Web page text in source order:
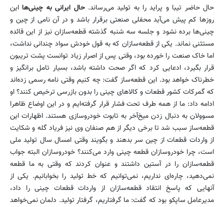
حال حاضر تیبا و پراید را به تولید می‌رساند.حال ایرانی به چینی‌هااین
روزها کم پیش می‌آید محفلی صنعتی برقرار باشد و در آن نامی از چین و
چینی‌ها برده نشود و جلسه سه شنبه گذشته قطعه‌سازان نیز از این قائده
مستثنی نماند. یکی از قطعه‌سازان که به قول خودش سواد چندانی نداشت،
اما خاک صنعت را خورده بود، وقتی پس از اصرار زیاد توانست پشت تریبون
قرار بگیرد، ادعایی كرد که اگر صحت داشته باشد، بسیار تامل برانگیز و
خطرناک خواهد بود. این قطعه‌ساز گفت: چه کنیم وقتی نامه رسمی زده‌اند
که گمرکات کشور قطعات و کالاهای چینی را بدون بازرسی ترخیص کنند؟ او
ادامه داد: ما از همه طرف تحت فشار قرار گرفته‌ایم و در این اوضاع ظاهرا
مسوولان به دنبال زدن میخ‌آخر به تابوت خودروسازی هستند. اظهارات این
قطعه‌ساز سبب شد تا برخی دیگر از هم صنفان وی نیز فریاد گله و شکایت
از واردات قطعات از چین سر بدهند و بگویند وقتی امسال سال تولید ملی
است، چرا خودروسازان قطعه چینی وارد می‌کنند؟ خودروسازان البته جواب
قطعه‌سازان را در آستین داشتند و عنوان کردند که وقتی به ما قطعه
نمی‌دهید، چاره‌ای نداریم، نمی‌توانیم که خط تولید را بخوابانیم. یکی از
آنهایی که پاسخ انتقاد قطعه‌سازان از واردات قطعات چینی را داد،
مدیرعامل ساپکو بود که گفت: ما گرفتاریم، گرفتار تولید. دلمان نمی‌خواهد